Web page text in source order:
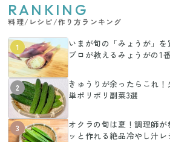
RANKING
料理/レシピ/作り方ランキング
1
いまが旬の「みょうが」
プロが教えるみょうがの1
2
きゅうりが余ったらこれ
単ポリポリ副菜3選
3
オクラの旬は夏！調理師
ッと作れる絶品冷やし汁レ